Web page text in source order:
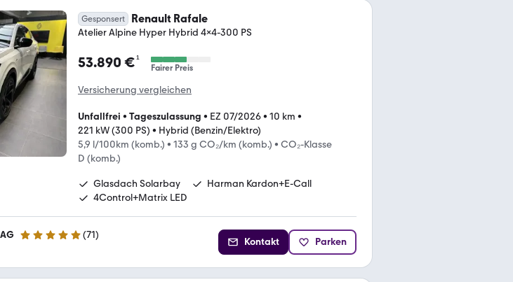
Gesponsert Renault Rafale
Atelier Alpine Hyper Hybrid 4x4-300 PS
53.890 €¹
Fairer Preis
Versicherung vergleichen
Unfallfrei • Tageszulassung • EZ 07/2026• 10 km •
221 kW (300 PS) • Hybrid (Benzin/Elektro)
5,9 l/100km (komb.) • 133 g CO₂/km (komb.) • CO₂-Klasse
D (komb.)
Glasdach Solarbay
Harman Kardon+E-Call
4Control+Matrix LED
4.9 Sterne (71)
Kontakt Parken